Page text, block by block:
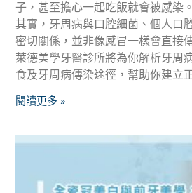
子，甚至擔心一起吃飯就會被感染。
其實，牙周病與口腔細菌、個人口
密切關係，並非像感冒一樣會直接
萊德美學牙醫診所將為你解析牙周
食及牙周病傳染途徑，幫助你建立
閱讀更多 »